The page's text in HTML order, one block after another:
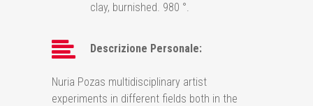
clay, burnished. 980 °.
Descrizione Personale:
Nuria Pozas multidisciplinary artist
experiments in different fields both in the